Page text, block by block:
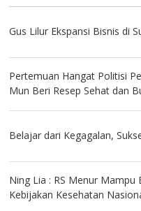
Gus Lilur Ekspansi Bisnis di
Pertemuan Hangat Politisi
Mun Beri Resep Sehat dan
Belajar dari Kegagalan,
Ning Lia : RS Menur
Kebijakan Kesehatan